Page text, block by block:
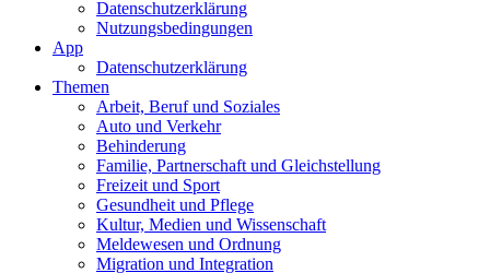
Datenschutz­erklärung
Nutzungs­bedingungen
App
Daten­schutz­erklärung
Themen
Arbeit, Beruf und Soziales
Auto und Verkehr
Behinderung
Familie, Partnerschaft und Gleichstellung
Freizeit und Sport
Gesundheit und Pflege
Kultur, Medien und Wissenschaft
Meldewesen und Ordnung
Migration und Integration